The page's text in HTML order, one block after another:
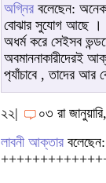
অগ্নির বলেছেন:
বোঝার সুযোগ আছে ।
অধর্ম করে সেইসব
অবমাননাকারীদেরই
প‌্যাঁচাবে , তাদের আর
২২|
০৩ রা
লাবনী আক্তার